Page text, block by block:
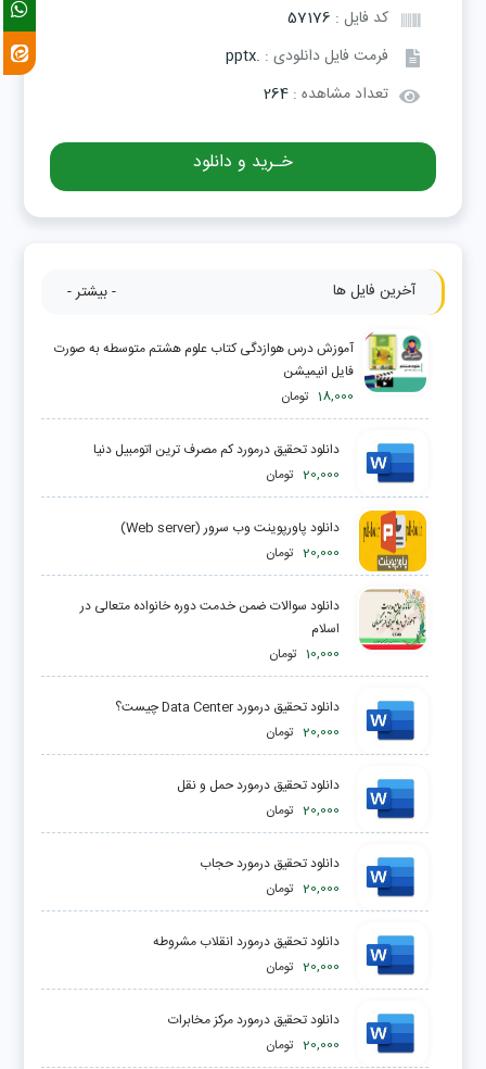
کد فایل : 57176
فرمت فایل دانلودی : .pptx
تعداد مشاهده :264
خـرید و دانلود
آخرین فایل ها - بیشتر -
آموزش درس هوازدگی کتاب علوم هشتم متوسطه به صورت
فایل انیمیشن
18,000 تومان
دانلود تحقیق درمورد کم مصرف ترین اتومبیل دنیا
20,000 تومان
دانلود پاورپوینت وب سرور (Web server)
20,000 تومان
دانلود سوالات ضمن خدمت دوره خانواده متعالی در
اسلام
10,000 تومان
دانلود تحقیق درمورد Data Center چيست؟
20,000 تومان
دانلود تحقیق درمورد حمل و نقل
20,000 تومان
دانلود تحقیق درمورد حجاب
20,000 تومان
دانلود تحقیق درمورد انقلاب مشروطه
20,000 تومان
دانلود تحقیق درمورد مرکز مخابرات
20,000 تومان